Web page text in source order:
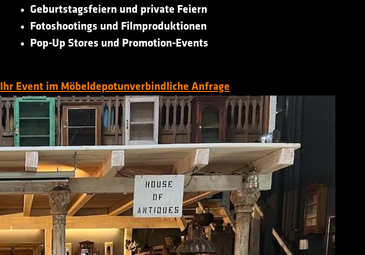
Geburtstagsfeiern und private Feiern
Fotoshootings und Filmproduktionen
Pop-Up Stores und Promotion-Events
Ihr Event im Möbeldepotunverbindliche Anfrage